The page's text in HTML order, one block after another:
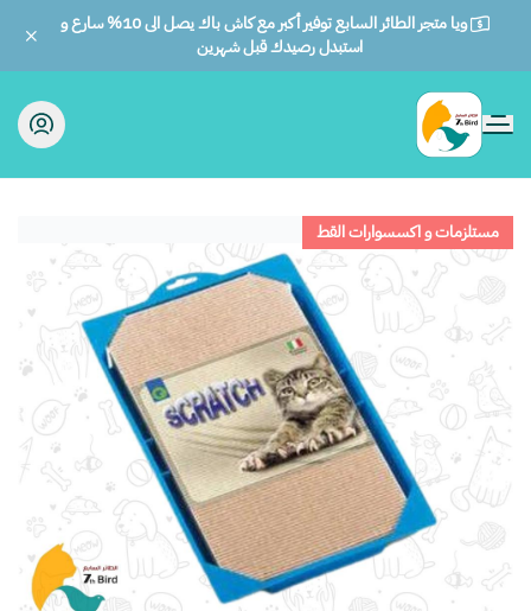
ويا متجر الطائر السابع توفير أكبر مع كاش باك يصل الى 10% سارع و
استبدل رصيدك قبل شهرين
الطائر السابع للحيوانات
مستلزمات و اكسسوارات القط